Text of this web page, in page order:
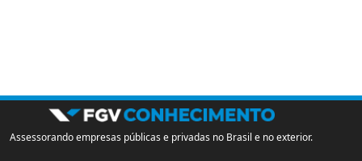
Assessorando empresas públicas e privadas no Brasil e no exterior.